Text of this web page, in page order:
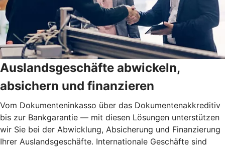
Auslandsgeschäfte abwickeln,
absichern und finanzieren
Vom Dokumenteninkasso über das Dokumentenakkreditiv
bis zur Bankgarantie — mit diesen Lösungen unterstützen
wir Sie bei der Abwicklung, Absicherung und Finanzierung
Ihrer Auslandsgeschäfte. Internationale Geschäfte sind